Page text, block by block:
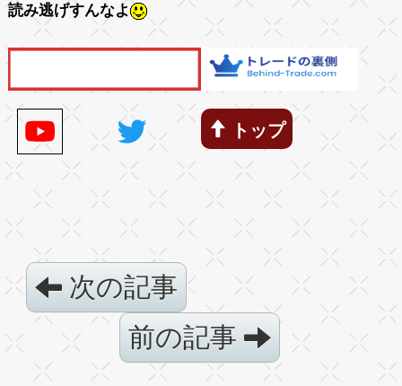
読み逃げすんなよ
トップ
次の記事
前の記事